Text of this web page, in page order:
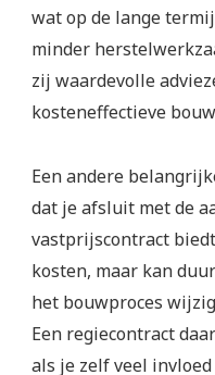
wat op de lange
minder
zij waardevolle
kosteneffectieve
Een andere
dat je afsluit met de
vastprijscontract
kosten, maar kan
het bouwproces
Een regiecontract
als je zelf veel